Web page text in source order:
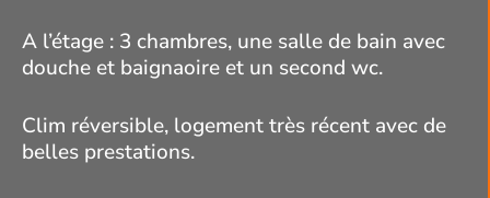
A l’étage : 3 chambres, une salle de bain avec
douche et baignaoire et un second wc.
Clim réversible, logement très récent avec de
belles prestations.